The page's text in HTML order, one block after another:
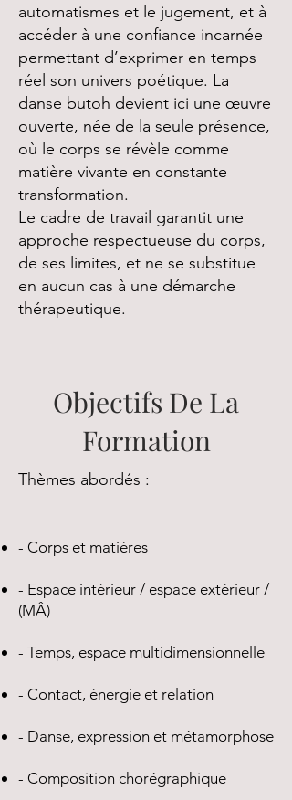
automatismes et le jugement, et à
accéder à une confiance incarnée
permettant d’exprimer en temps
réel son univers poétique. La
danse butoh devient ici une œuvre
ouverte, née de la seule présence,
où le corps se révèle comme
matière vivante en constante
transformation.
Le cadre de travail garantit une
approche respectueuse du corps,
de ses limites, et ne se substitue
en aucun cas à une démarche
thérapeutique.
Objectifs De La
Formation
Thèmes abordés :
- Corps et matières
- Espace intérieur / espace extérieur /
(MÂ)
- Temps, espace multidimensionnelle
- Contact, énergie et relation
- Danse, expression et métamorphose
- Composition chorégraphique